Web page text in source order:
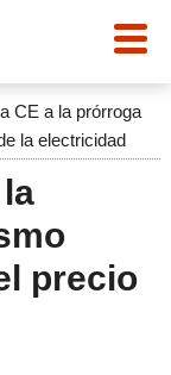
CE a la prórroga
la electricidad
precio